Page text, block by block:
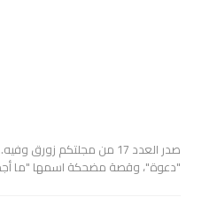
صدر العدد 17 من مجلتكم
"دعوة"، وقصة مضحكة اسمها "ما